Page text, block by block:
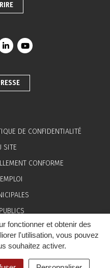
fonctionner et obtenir des
l'utilisation, vous pouvez
souhaitez activer.
compte Facebook
vers le compte Instagram
Lien vers le compte Linkedin
Lien vers la chaîne
DE CONFIDENTIALITÉ
SITE
CONFORME